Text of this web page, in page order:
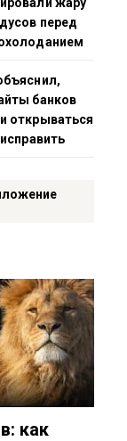
перед
банков
открываться
как